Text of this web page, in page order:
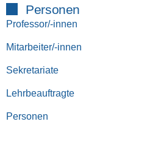
Personen
Professor/-innen
Mitarbeiter/-innen
Sekretariate
Lehrbeauftragte
Personen